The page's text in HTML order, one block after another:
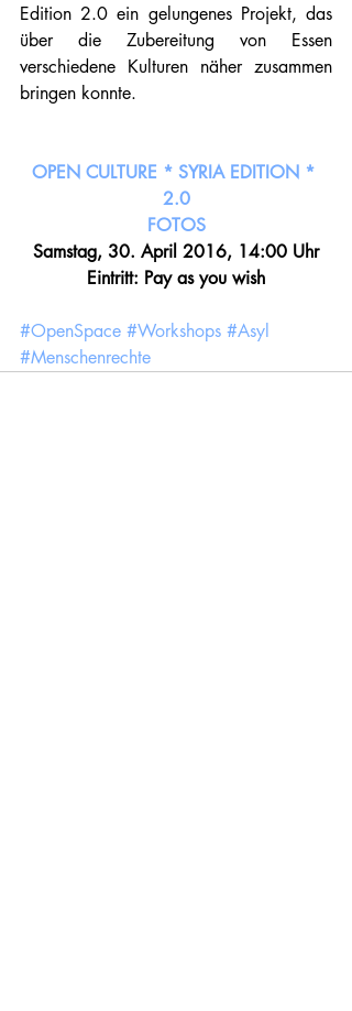
Edition 2.0 ein gelungenes Projekt, das
über die Zubereitung von Essen
verschiedene Kulturen näher zusammen
bringen konnte.
OPEN CULTURE * SYRIA EDITION *
2.0
FOTOS
Samstag, 30. April 2016, 14:00 Uhr
Eintritt: Pay as you wish
#OpenSpace #Workshops #Asyl
#Menschenrechte